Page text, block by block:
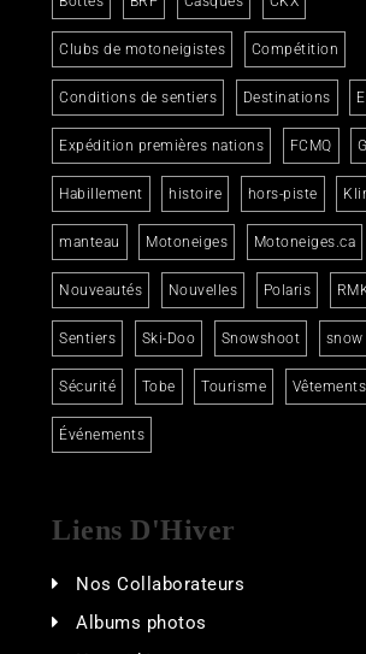
Clubs de motoneigistes Compétition
Conditions de sentiers Destinations
Expédition premières nations FCMQ
Habillement histoire hors-piste
manteau Motoneiges Motoneiges.ca
Nouveautés Nouvelles Polaris
Sentiers Ski-Doo Snowshoot
Sécurité Tobe Tourisme Vêtements
Événements
Liens D'Hiver
Nos Collaborateurs
Albums photos